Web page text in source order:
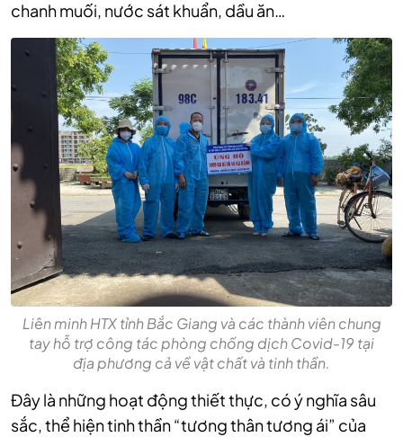
chanh muối, nước sát khuẩn, dầu ăn…
Liên minh HTX tỉnh Bắc Giang và các thành viên chung
tay hỗ trợ công tác phòng chống dịch Covid-19 tại
địa phương cả về vật chất và tinh thần.
Đây là những hoạt động thiết thực, có ý nghĩa sâu
sắc, thể hiện tinh thần “tương thân tương ái” của